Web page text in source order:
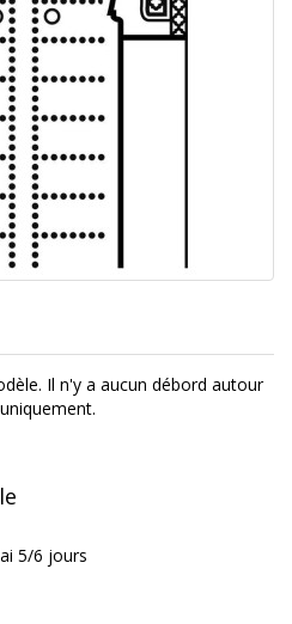
Il n'y a aucun débord autour
5/6 jours